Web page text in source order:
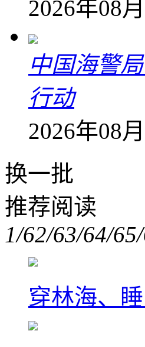
2026年08
中国海警
行动
2026年08
换一批
推荐阅读
1/62/63/64/6
穿林海、